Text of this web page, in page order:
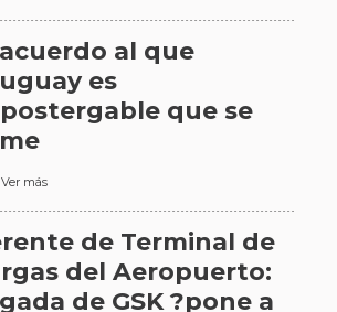
al que
es
que se
Ver más
de Terminal de
del Aeropuerto:
de GSK ?pone a